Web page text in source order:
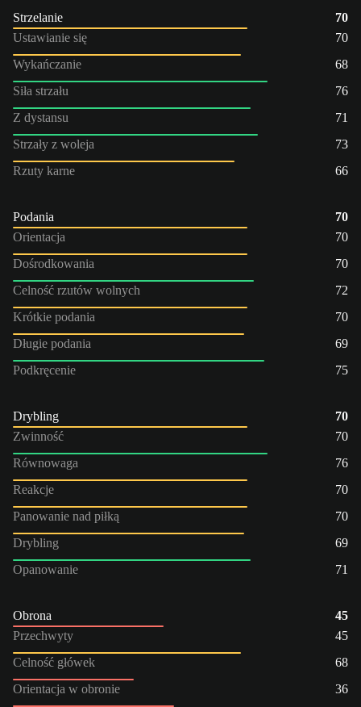
Strzelanie
70
Ustawianie się
70
Wykańczanie
68
Siła strzału
76
Z dystansu
71
Strzały z woleja
73
Rzuty karne
66
Podania
70
Orientacja
70
Dośrodkowania
70
Celność rzutów wolnych
72
Krótkie podania
70
Długie podania
69
Podkręcenie
75
Drybling
70
Zwinność
70
Równowaga
76
Reakcje
70
Panowanie nad piłką
70
Drybling
69
Opanowanie
71
Obrona
45
Przechwyty
45
Celność główek
68
Orientacja w obronie
36